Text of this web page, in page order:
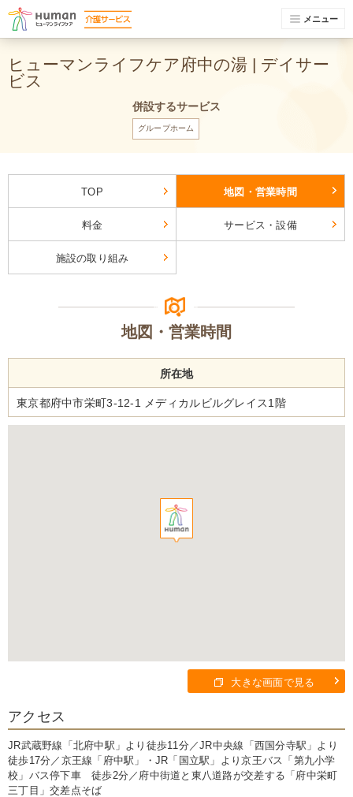
メニュー
ヒューマンライフケア府中の湯 | デイサー
ビス
併設するサービス
グループホーム
TOP 地図・営業時間
料金 サービス・設備
施設の取り組み
地図・営業時間
所在地
東京都府中市栄町3-12-1 メディカルビルグレイス1階
大きな画面で見る
アクセス
JR武蔵野線「北府中駅」より徒歩11分／JR中央線「西国分寺駅」より
徒歩17分／京王線「府中駅」・JR「国立駅」より京王バス「第九小学
校」バス停下車 徒歩2分／府中街道と東八道路が交差する「府中栄町
三丁目」交差点そば